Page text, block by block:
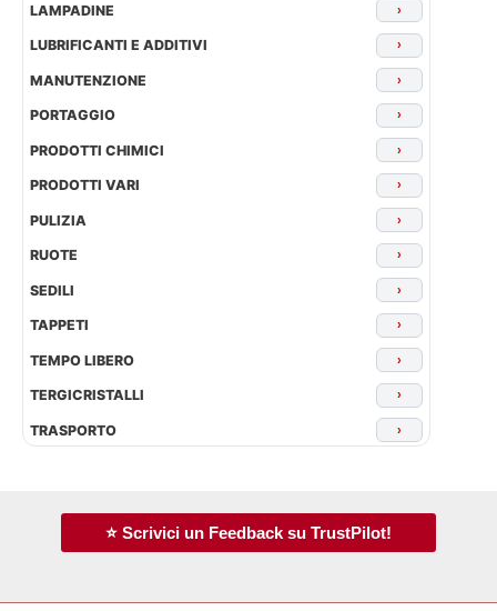
LAMPADINE ›
LUBRIFICANTI E ADDITIVI ›
MANUTENZIONE ›
PORTAGGIO ›
PRODOTTI CHIMICI ›
PRODOTTI VARI ›
PULIZIA ›
RUOTE ›
SEDILI ›
TAPPETI ›
TEMPO LIBERO ›
TERGICRISTALLI ›
TRASPORTO ›
⭐ Scrivici un Feedback su TrustPilot!